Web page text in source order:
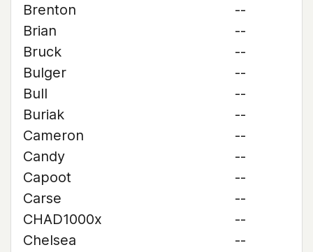
Brenton
--
Brian
--
Bruck
--
Bulger
--
Bull
--
Buriak
--
Cameron
--
Candy
--
Capoot
--
Carse
--
CHAD1000x
--
Chelsea
--